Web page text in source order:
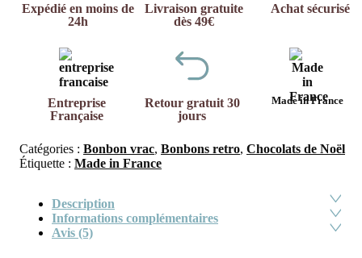
Expédié en moins de
24h
Livraison gratuite
dès 49€
Achat sécurisé
Entreprise
Française
Retour gratuit 30
jours
Made in France
Catégories : Bonbon vrac, Bonbons retro, Chocolats de Noël
Étiquette : Made in France
Description
Informations complémentaires
Avis (5)